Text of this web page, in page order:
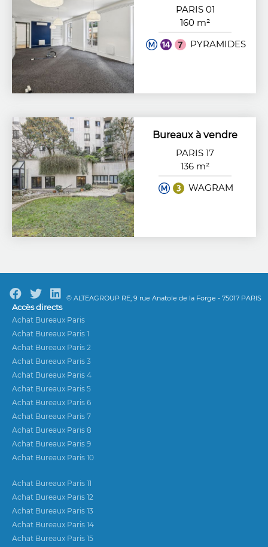
PARIS 01
160 m²
PYRAMIDES
Bureaux à vendre
PARIS 17
136 m²
WAGRAM
© ALTEAGROUP RE, 9 rue Anatole de la Forge - 75017 PARIS
Accès directs
Achat Bureaux Paris
Achat Bureaux Paris 1
Achat Bureaux Paris 2
Achat Bureaux Paris 3
Achat Bureaux Paris 4
Achat Bureaux Paris 5
Achat Bureaux Paris 6
Achat Bureaux Paris 7
Achat Bureaux Paris 8
Achat Bureaux Paris 9
Achat Bureaux Paris 10
Achat Bureaux Paris 11
Achat Bureaux Paris 12
Achat Bureaux Paris 13
Achat Bureaux Paris 14
Achat Bureaux Paris 15